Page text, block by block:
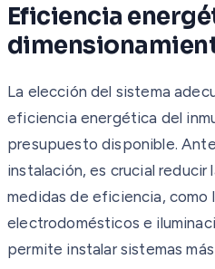
Eficiencia
La elección del sistema
eficiencia energética del
presupuesto disponible.
instalación, es crucial reducir
medidas de eficiencia, como
electrodomésticos e
permite instalar sistemas